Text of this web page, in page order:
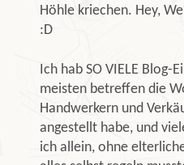
Höhle kriechen. Hey,
:D
Ich hab SO VIELE
meisten betreffen die
Handwerkern und
angestellt habe, und
ich allein, ohne